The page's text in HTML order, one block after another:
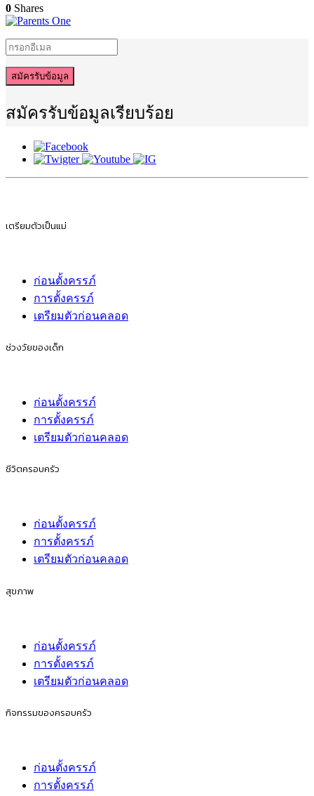
0 Shares
สมัครรับข้อมูล
สมัครรับข้อมูลเรียบร้อย
เตรียมตัวเป็นแม่
ก่อนตั้งครรภ์
การตั้งครรภ์
เตรียมตัวก่อนคลอด
ช่วงวัยของเด็ก
ก่อนตั้งครรภ์
การตั้งครรภ์
เตรียมตัวก่อนคลอด
ชีวิตครอบครัว
ก่อนตั้งครรภ์
การตั้งครรภ์
เตรียมตัวก่อนคลอด
สุขภาพ
ก่อนตั้งครรภ์
การตั้งครรภ์
เตรียมตัวก่อนคลอด
กิจกรรมของครอบครัว
ก่อนตั้งครรภ์
การตั้งครรภ์